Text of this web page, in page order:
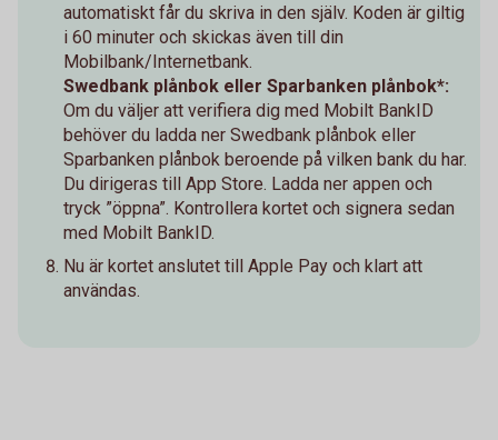
automatiskt får du skriva in den själv. Koden är giltig
i 60 minuter och skickas även till din
Mobilbank/Internetbank.
Swedbank plånbok eller Sparbanken plånbok*:
Om du väljer att verifiera dig med Mobilt BankID
behöver du ladda ner Swedbank plånbok eller
Sparbanken plånbok beroende på vilken bank du har.
Du dirigeras till App Store. Ladda ner appen och
tryck ”öppna”. Kontrollera kortet och signera sedan
med Mobilt BankID.
Nu är kortet anslutet till Apple Pay och klart att
användas.